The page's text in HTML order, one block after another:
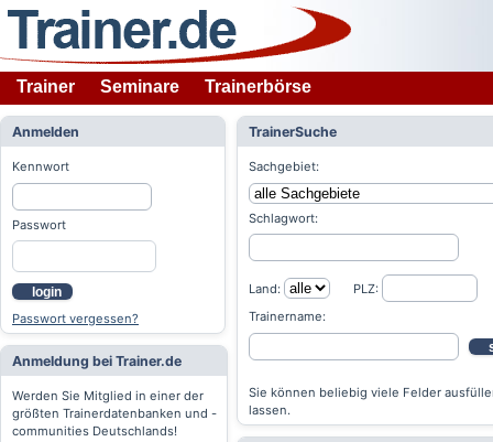
Trainer Seminare Trainerbörse
Anmelden
Kennwort
Passwort
login
Passwort vergessen?
Anmeldung bei Trainer.de
Werden Sie Mitglied in einer der
größten Trainerdatenbanken und -
communities Deutschlands!
TrainerSuche
Sachgebiet:
Schlagwort:
Land:
PLZ:
Trainername:
Sie können beliebig viele Felder
lassen.